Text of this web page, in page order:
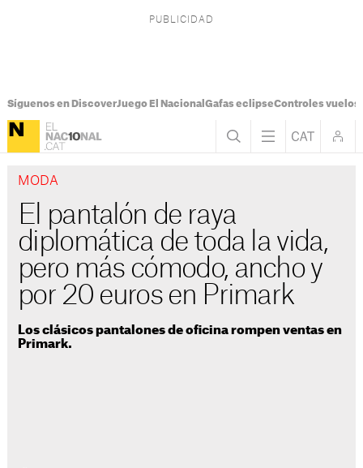
Síguenos en DiscoverJuego El Nacional Gafas eclipseControles vuelos
MODA
El pantalón de raya
diplomática de toda la vida,
pero más cómodo, ancho y
por 20 euros en Primark
Los clásicos pantalones de oficina rompen ventas en
Primark.